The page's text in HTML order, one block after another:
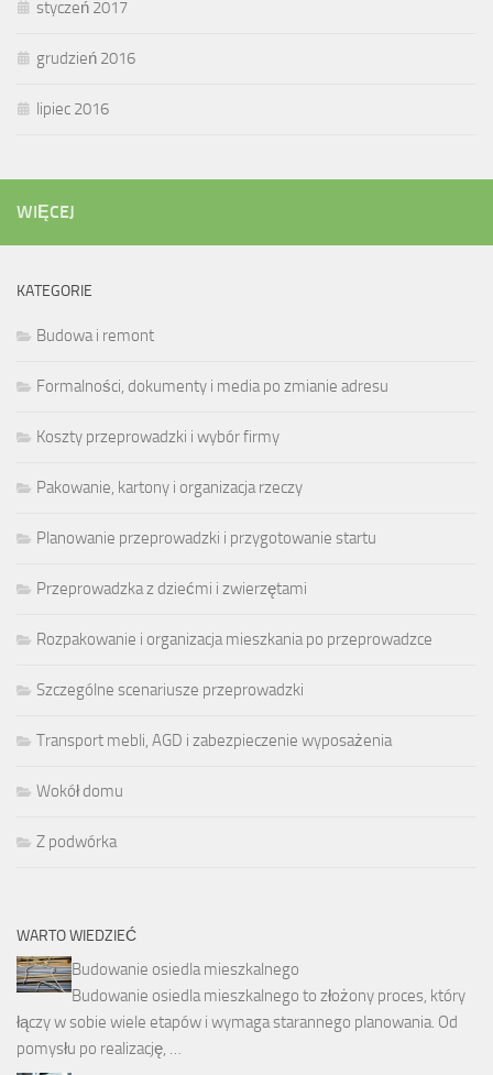
styczeń 2017
grudzień 2016
lipiec 2016
WIĘCEJ
KATEGORIE
Budowa i remont
Formalności, dokumenty i media po zmianie adresu
Koszty przeprowadzki i wybór firmy
Pakowanie, kartony i organizacja rzeczy
Planowanie przeprowadzki i przygotowanie startu
Przeprowadzka z dziećmi i zwierzętami
Rozpakowanie i organizacja mieszkania po przeprowadzce
Szczególne scenariusze przeprowadzki
Transport mebli, AGD i zabezpieczenie wyposażenia
Wokół domu
Z podwórka
WARTO WIEDZIEĆ
Budowanie osiedla mieszkalnego
Budowanie osiedla mieszkalnego to złożony proces, który
łączy w sobie wiele etapów i wymaga starannego planowania. Od
pomysłu po realizację, …